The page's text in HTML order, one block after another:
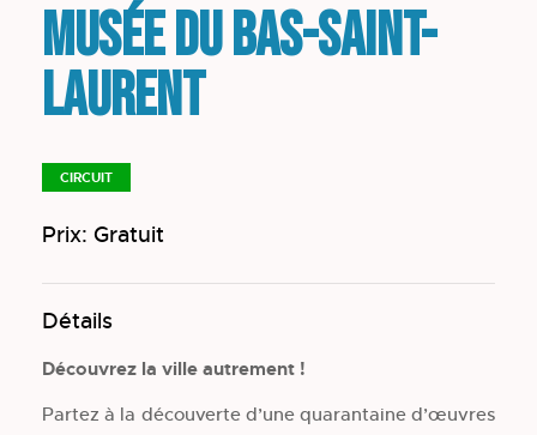
Musée du Bas-Saint-
Laurent
CIRCUIT
Prix: Gratuit
Détails
Découvrez la ville autrement !
Partez à la découverte d’une quarantaine d’œuvres